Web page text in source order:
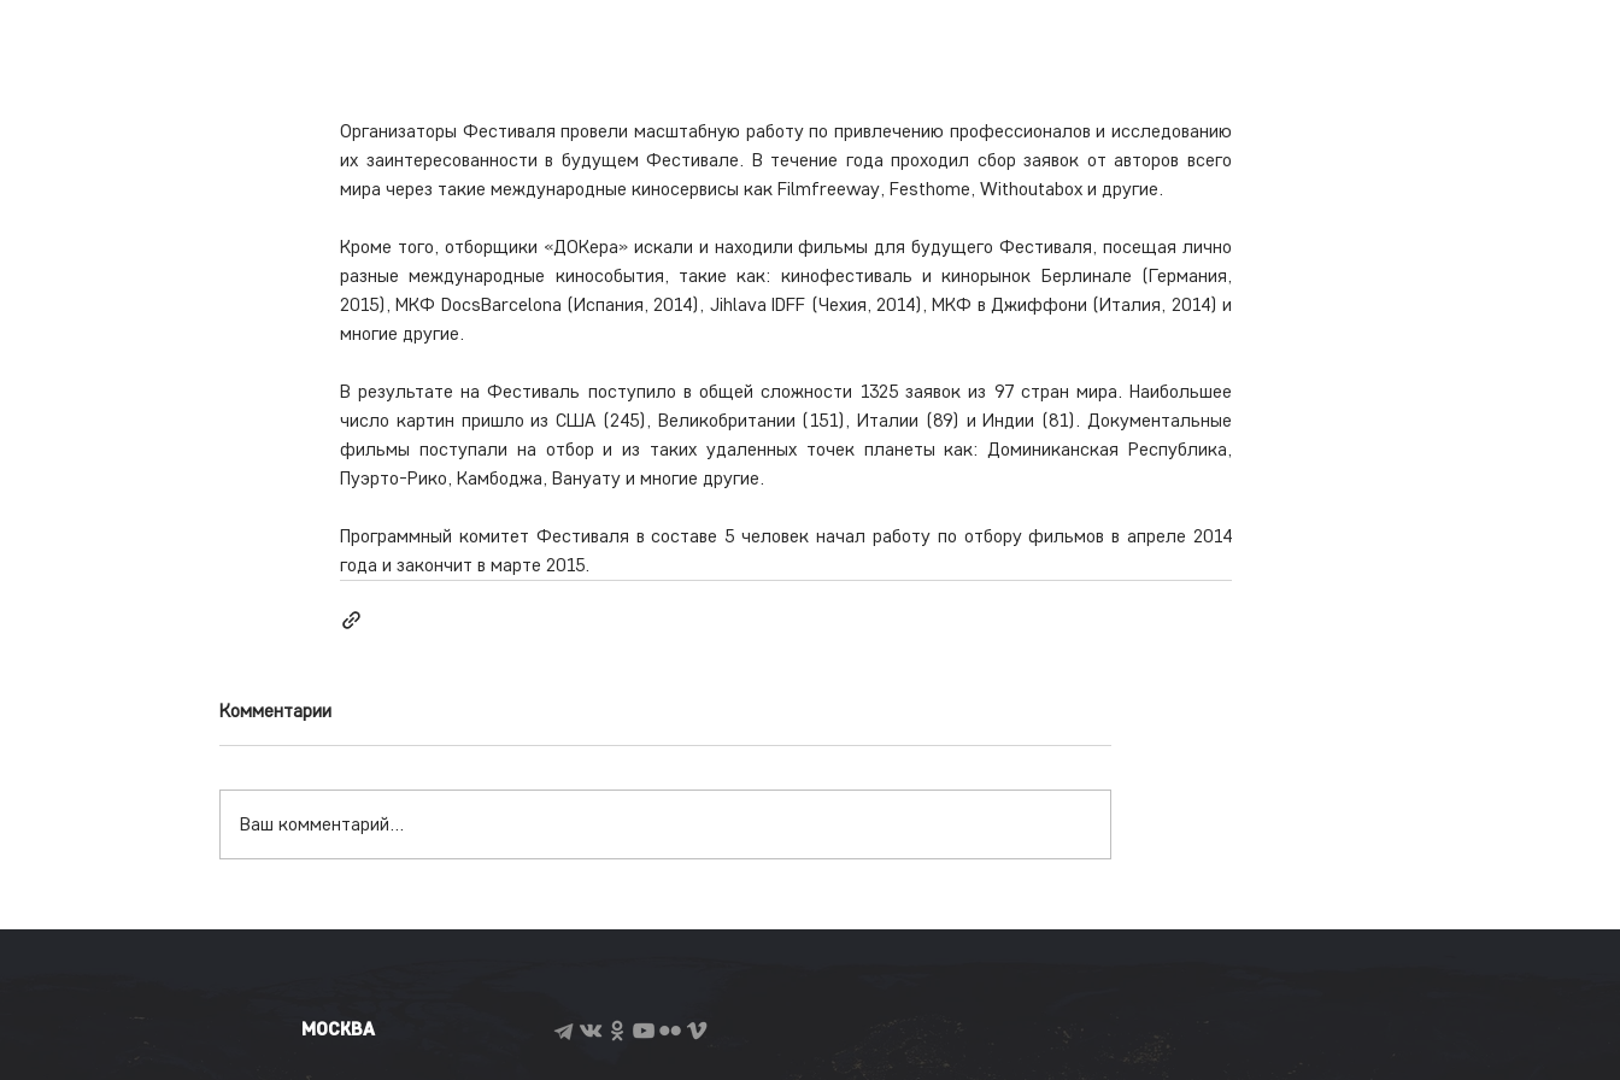
Организаторы Фестиваля провели масштабную работу по привлечению профессионалов и исследованию
их заинтересованности в будущем Фестивале. В течение года проходил сбор заявок от авторов всего
мира через такие международные киносервисы как Filmfreeway, Festhome, Withoutabox и другие.
Кроме того, отборщики «ДОКера» искали и находили фильмы для будущего Фестиваля, посещая лично
разные международные кинособытия, такие как: кинофестиваль и кинорынок Берлинале (Германия,
2015), МКФ DocsBarcelona (Испания, 2014), Jihlava IDFF (Чехия, 2014), МКФ в Джиффони (Италия, 2014) и
многие другие.
В результате на Фестиваль поступило в общей сложности 1325 заявок из 97 стран мира. Наибольшее
число картин пришло из США (245), Великобритании (151), Италии (89) и Индии (81). Документальные
фильмы поступали на отбор и из таких удаленных точек планеты как: Доминиканская Республика,
Пуэрто-Рико, Камбоджа, Вануату и многие другие.
Программный комитет Фестиваля в составе 5 человек начал работу по отбору фильмов в апреле 2014
года и закончит в марте 2015.
Комментарии
Ваш комментарий...
МОСКВА